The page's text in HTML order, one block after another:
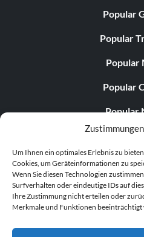
Um Ihnen ein optimales Erlebnis zu
Cookies, um Geräteinformationen zu
Wenn Sie diesen Technologien
Surfverhalten oder eindeutige IDs auf
Ihre Zustimmung nicht erteilen oder
Merkmale und Funktionen beeinträchtigt
Popular
Popular
Popular
Popular
Popular
Popular
Popular
LATEST